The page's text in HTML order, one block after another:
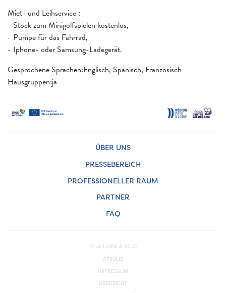
Miet- und Leihservice :
- Stock zum Minigolfspielen kostenlos,
- Pumpe für das Fahrrad,
- Iphone- oder Samsung-Ladegerät.
Gesprochene Sprachen:Englisch, Spanisch, Französisch
Hausgruppen:ja
ÜBER UNS
PRESSEBEREICH
PROFESSIONELLER RAUM
PARTNER
FAQ
© LA LOIRE À VÉLO
APSULIS
IMPRESSUM
ÜBERSICHT